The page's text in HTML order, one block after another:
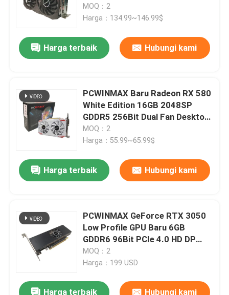
MOQ：2
Harga：134.99~146.99$
Harga terbaik Hubungi kami
PCWINMAX Baru Radeon RX 580
White Edition 16GB 2048SP
GDDR5 256Bit Dual Fan Desktop
Graphics Card dengan GPU HD
DVI DP Port
MOQ：2
Harga：55.99~65.99$
Harga terbaik Hubungi kami
PCWINMAX GeForce RTX 3050
Low Profile GPU Baru 6GB
GDDR6 96Bit PCIe 4.0 HD DP
Output Graphics Card untuk PC
MOQ：2
Harga：199 USD
Harga terbaik Hubungi kami